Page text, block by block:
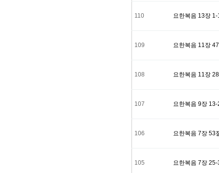
110 요한복음 13장
109 요한복음 11장
108 요한복음 11장
107 요한복음 9장
106 요한복음 7장 53
105 요한복음 7장